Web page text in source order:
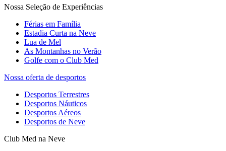
Nossa Seleção de Experiências
Férias em Família
Estadia Curta na Neve
Lua de Mel
As Montanhas no Verão
Golfe com o Club Med
Nossa oferta de desportos
Desportos Terrestres
Desportos Náuticos
Desportos Aéreos
Desportos de Neve
Club Med na Neve